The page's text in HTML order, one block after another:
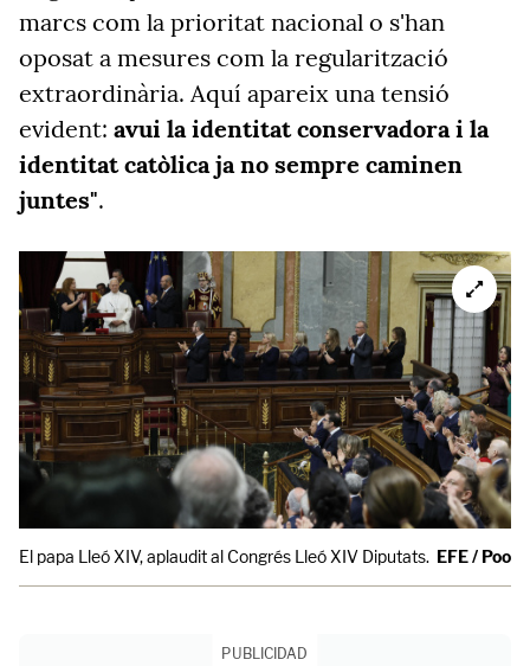
marcs com la prioritat nacional o s'han
oposat a mesures com la regularització
extraordinària. Aquí apareix una tensió
evident: avui la identitat conservadora i la
identitat catòlica ja no sempre caminen
juntes".
El papa Lleó XIV, aplaudit al Congrés Lleó XIV Diputats. EFE / Pool
PUBLICIDAD